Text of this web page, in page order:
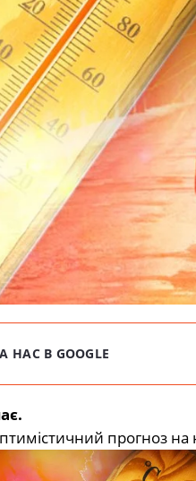
В GOOGLE
прогноз на